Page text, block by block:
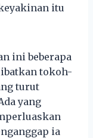
itu
ini beberapa
tokoh-
turut
yang
ia